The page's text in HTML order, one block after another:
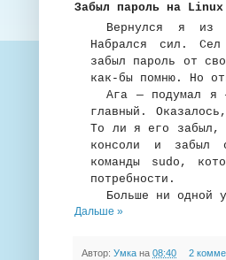
Забыл пароль на Linux
Вернулся я из
Набрался сил.
забыл пароль от
как-бы помню. Но
Ага — подумал я
главный.
То ли я его забыл,
консоли и забыл
команды sudo,
потребности.
Больше ни одной
Дальше »
Автор: Умка на 08:40 2